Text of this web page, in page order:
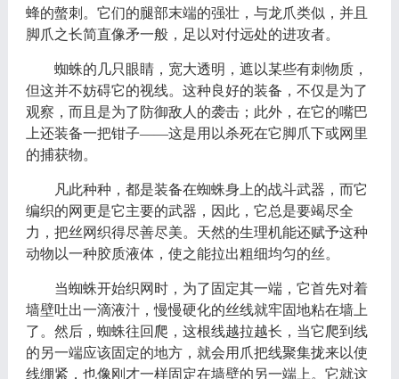
蜂的螫刺。它们的腿部末端的强壮，与龙爪类似，并且
脚爪之长简直像矛一般，足以对付远处的进攻者。
蜘蛛的几只眼睛，宽大透明，遮以某些有刺物质，
但这并不妨碍它的视线。这种良好的装备，不仅是为了
观察，而且是为了防御敌人的袭击；此外，在它的嘴巴
上还装备一把钳子——这是用以杀死在它脚爪下或网里
的捕获物。
凡此种种，都是装备在蜘蛛身上的战斗武器，而它
编织的网更是它主要的武器，因此，它总是要竭尽全
力，把丝网织得尽善尽美。天然的生理机能还赋予这种
动物以一种胶质液体，使之能拉出粗细均匀的丝。
当蜘蛛开始织网时，为了固定其一端，它首先对着
墙壁吐出一滴液汁，慢慢硬化的丝线就牢固地粘在墙上
了。然后，蜘蛛往回爬，这根线越拉越长，当它爬到线
的另一端应该固定的地方，就会用爪把线聚集拢来以使
线绷紧，也像刚才一样固定在墙壁的另一端上。它就这